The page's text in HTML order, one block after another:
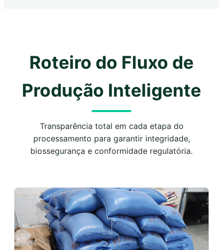
Roteiro do Fluxo de
Produção Inteligente
Transparência total em cada etapa do
processamento para garantir integridade,
biossegurança e conformidade regulatória.